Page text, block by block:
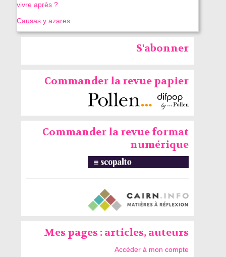
vivre après ?
Causas y azares
S'abonner
Commander la revue papier
Commander la revue format
numérique
Mes pages : articles, auteurs
Accéder à mon compte